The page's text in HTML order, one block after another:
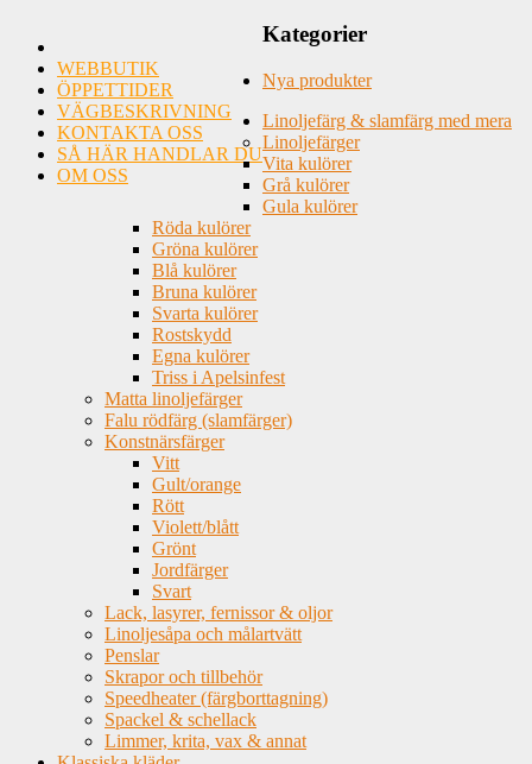
WEBBUTIK
ÖPPETTIDER
VÄGBESKRIVNING
KONTAKTA OSS
SÅ HÄR HANDLAR DU
OM OSS
Kategorier
Nya produkter
Linoljefärg & slamfärg med mera
Linoljefärger
Vita kulörer
Grå kulörer
Gula kulörer
Röda kulörer
Gröna kulörer
Blå kulörer
Bruna kulörer
Svarta kulörer
Rostskydd
Egna kulörer
Triss i Apelsinfest
Matta linoljefärger
Falu rödfärg (slamfärger)
Konstnärsfärger
Vitt
Gult/orange
Rött
Violett/blått
Grönt
Jordfärger
Svart
Lack, lasyrer, fernissor & oljor
Linoljesåpa och målartvätt
Penslar
Skrapor och tillbehör
Speedheater (färgborttagning)
Spackel & schellack
Limmer, krita, vax & annat